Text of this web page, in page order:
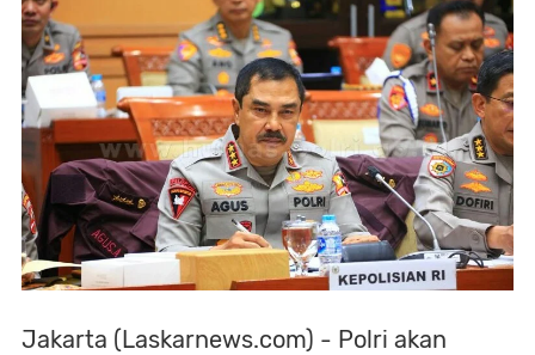
Jakarta (Laskarnews.com) - Polri akan